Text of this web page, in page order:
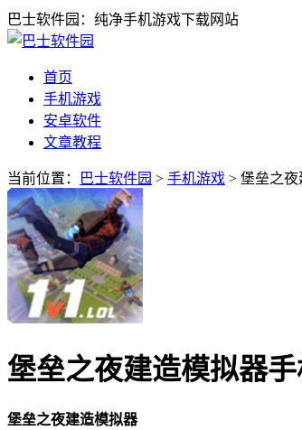
巴士软件园：纯净手机游戏下载网站
首页
手机游戏
安卓软件
文章教程
当前位置： 巴士软件园 > 手机游戏 > 堡垒之夜
堡垒之夜建造模拟器
堡垒之夜建造模拟器